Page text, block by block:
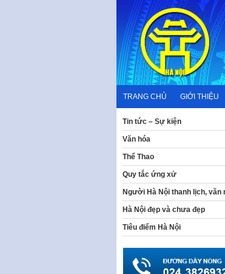
content
TRANG CHỦ GIỚI THIỆU
Tin tức – Sự kiện
Văn hóa
Thể Thao
Quy tắc ứng xử
Người Hà Nội thanh lịch, văn
Hà Nội đẹp và chưa đẹp
Tiêu điểm Hà Nội